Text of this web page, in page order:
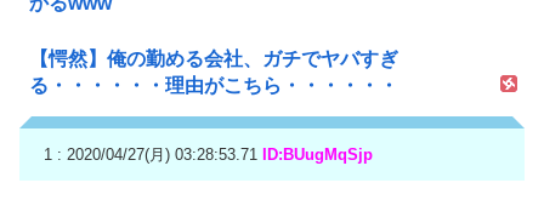
【愕然】俺の勤める会社、ガチでヤバすぎ
る・・・・・・理由がこちら・・・・・・
1 : 2020/04/27(月) 03:28:53.71 ID:BUugMqSjp